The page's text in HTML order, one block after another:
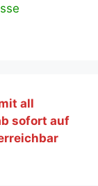
all
sofort auf